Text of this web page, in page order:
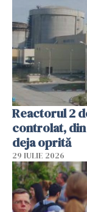
Reactorul 2
controlat, din
deja oprită
29 IULIE 2026